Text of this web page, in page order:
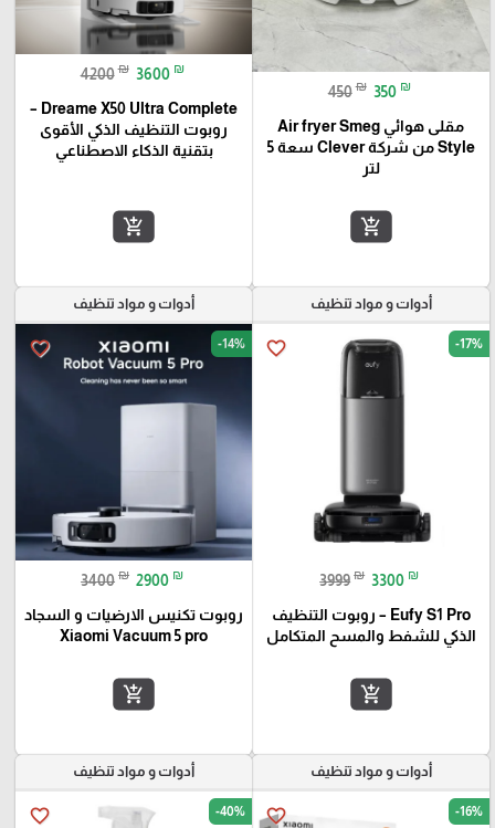
450 ₪ 350 ₪
مقلى هوائي Air fryer Smeg
Style من شركة Clever سعة 5
لتر
add_shopping_cart
4200 ₪ 3600 ₪
Dreame X50 Ultra Complete –
روبوت التنظيف الذكي الأقوى
بتقنية الذكاء الاصطناعي
add_shopping_cart
أدوات و مواد تنظيف
favorite_border -17%
3999 ₪ 3300 ₪
Eufy S1 Pro – روبوت التنظيف
الذكي للشفط والمسح المتكامل
add_shopping_cart
أدوات و مواد تنظيف
favorite_border -14%
3400 ₪ 2900 ₪
روبوت تكنيس الارضيات و السجاد
Xiaomi Vacuum 5 pro
add_shopping_cart
أدوات و مواد تنظيف
favorite_border -16%
أدوات و مواد تنظيف
favorite_border -40%